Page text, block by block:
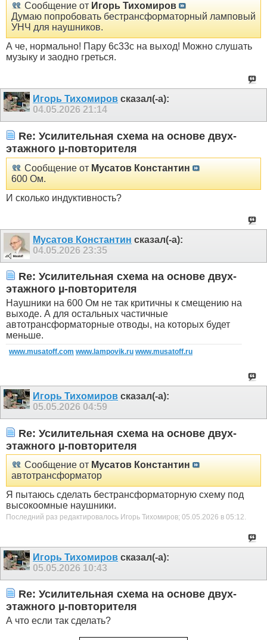
Сообщение от Игорь Тихомиров
Думаю попробовать бестрансформаторный ламповый
УНЧ для наушников.
А че, нормально! Пару 6с33с на выход! Можно слушать
музыку и заодно греться.
Игорь Тихомиров сказал(-а):
04.05.2026 21:14
Re: Усилительная схема на основе двух-
этажного µ-повторителя
Сообщение от Мусатов Константин
600 Ом.
И сколько индуктивность?
Мусатов Константин сказал(-а):
04.05.2026 23:35
Re: Усилительная схема на основе двух-
этажного µ-повторителя
Наушники на 600 Ом не так критичны к смещению на
выходе. А для остальных частичные
автотрансформаторные отводы, на которых будет
меньше.
www.musatoff.com www.lampovik.ru www.musatoff.ru
Игорь Тихомиров сказал(-а):
05.05.2026 04:59
Re: Усилительная схема на основе двух-
этажного µ-повторителя
Сообщение от Мусатов Константин
автотрансформатор
Я пытаюсь сделать бестрансформаторную схему под
высокоомные наушники.
Последний раз редактировалось Игорь Тихомиров; 05.05.2026 в 05:12.
Игорь Тихомиров сказал(-а):
05.05.2026 10:43
Re: Усилительная схема на основе двух-
этажного µ-повторителя
А что если так сделать?